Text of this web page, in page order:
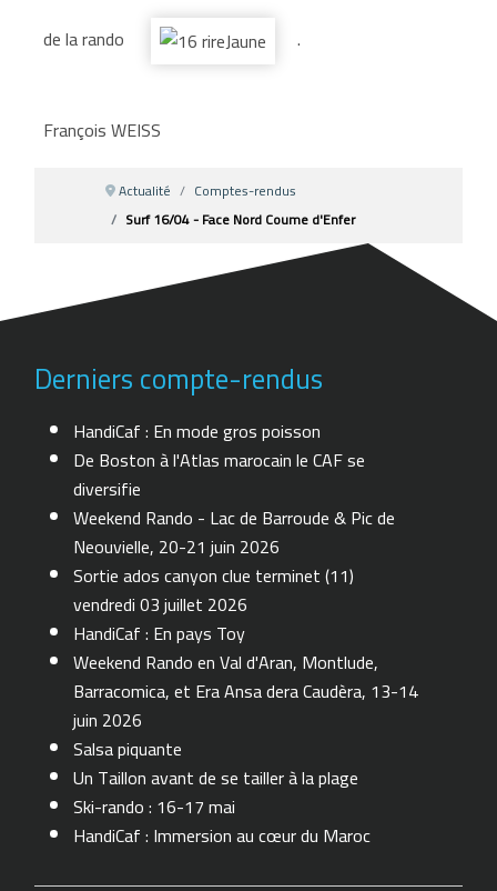
de la rando
.
François WEISS
Actualité
Comptes-rendus
Surf 16/04 - Face Nord Coume d'Enfer
Derniers compte-rendus
HandiCaf : En mode gros poisson
De Boston à l'Atlas marocain le CAF se
diversifie
Weekend Rando - Lac de Barroude & Pic de
Neouvielle, 20-21 juin 2026
Sortie ados canyon clue terminet (11)
vendredi 03 juillet 2026
HandiCaf : En pays Toy
Weekend Rando en Val d'Aran, Montlude,
Barracomica, et Era Ansa dera Caudèra, 13-14
juin 2026
Salsa piquante
Un Taillon avant de se tailler à la plage
Ski-rando : 16-17 mai
HandiCaf : Immersion au cœur du Maroc